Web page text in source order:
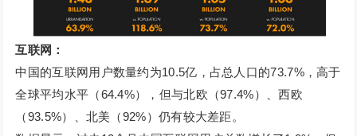
互联网：
中国的互联网用户数量约为10.5亿，占总人口的73.7%，高于
全球平均水平（64.4%），但与北欧（97.4%）、西欧
（93.5%）、北美（92%）仍有较大差距。